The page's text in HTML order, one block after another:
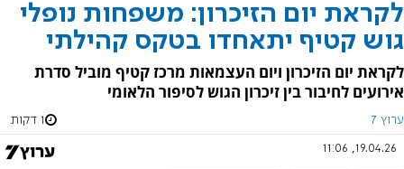
לקראת יום הזיכרון: משפחות נופלי
גוש קטיף יתאחדו בטקס קהילתי
לקראת יום הזיכרון ויום העצמאות מרכז קטיף מוביל סדרת
אירועים לחיבור בין זיכרון הגוש לסיפור הלאומי
ערוץ 7 1 דקות
19.04.26, 11:06